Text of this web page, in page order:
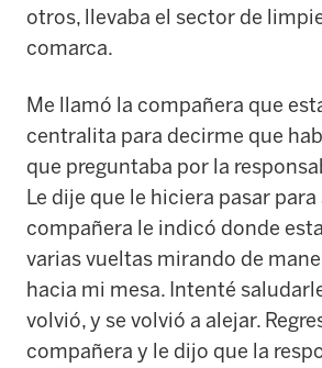
otros, llevaba el sector de
comarca.
Me llamó la compañera que
centralita para decirme que
que preguntaba por la
Le dije que le hiciera pasar
compañera le indicó donde
varias vueltas mirando de
hacia mi mesa. Intenté
volvió, y se volvió a alejar.
compañera y le dijo que la